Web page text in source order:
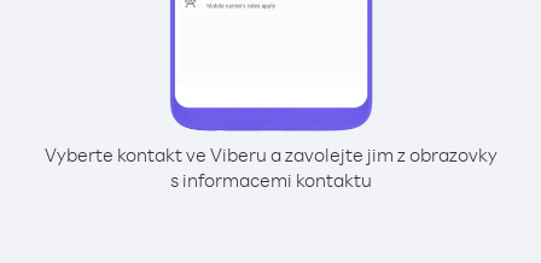
Vyberte kontakt ve Viberu a zavolejte jim z obrazovky
s informacemi kontaktu